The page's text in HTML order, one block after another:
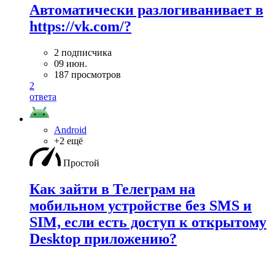
Автоматически разлогиванивает в
https://vk.com/?
2 подписчика
09 июн.
187 просмотров
2
ответа
Android
+2 ещё
Простой
Как зайти в Телеграм на
мобильном устройстве без SMS и
SIM, если есть доступ к открытому
Desktop приложению?